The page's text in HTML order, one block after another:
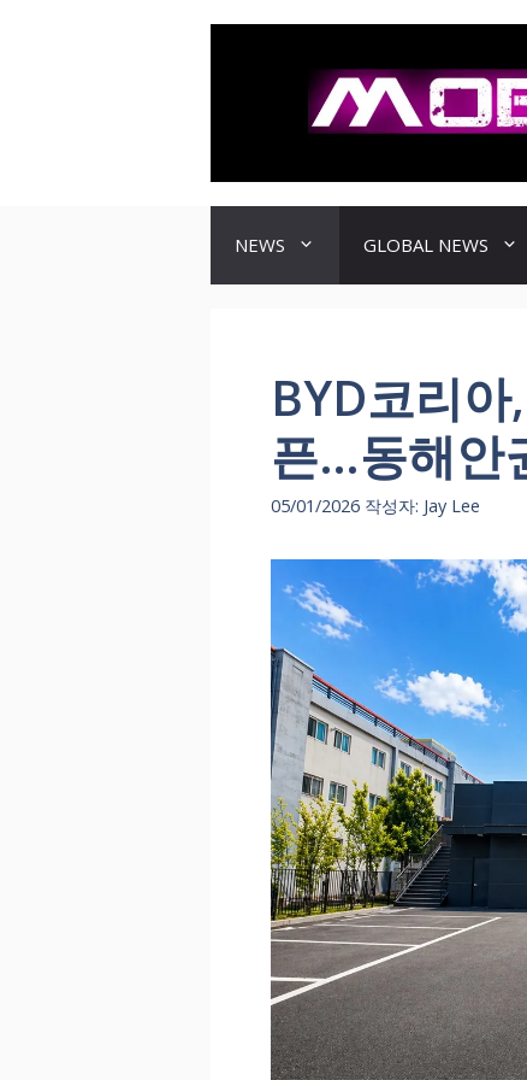
NEWS GLOBAL NEWS
BYD코리
픈…동해안
05/01/2026 작성자: Jay Lee